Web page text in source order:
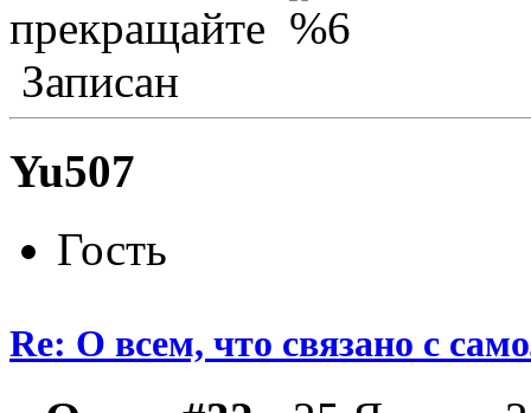
прекращайте
Записан
Yu507
Гость
Re: О всем, что связано с